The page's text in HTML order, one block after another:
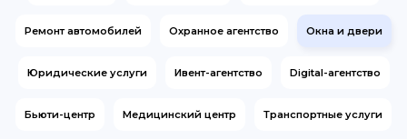
Ремонт автомобилей Охранное агентство Окна и двери
Юридические услуги Ивент-агентство Digital-агентство
Бьюти-центр Медицинский центр Транспортные услуги